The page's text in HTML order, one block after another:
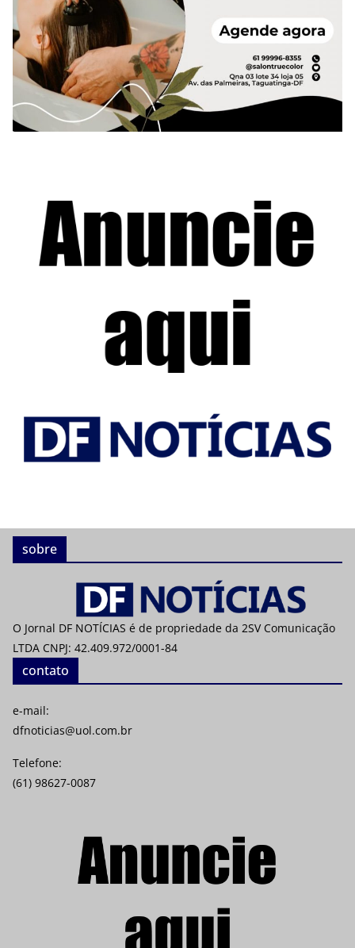
sobre
O Jornal DF NOTÍCIAS é de propriedade da 2SV Comunicação
LTDA CNPJ: 42.409.972/0001-84
contato
e-mail:
dfnoticias@uol.com.br
Telefone:
(61) 98627-0087